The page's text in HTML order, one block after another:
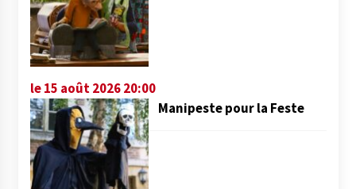
le 15 août 2026 20:00
Manipeste pour la Feste